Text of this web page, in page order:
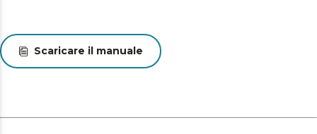
Scaricare il manuale